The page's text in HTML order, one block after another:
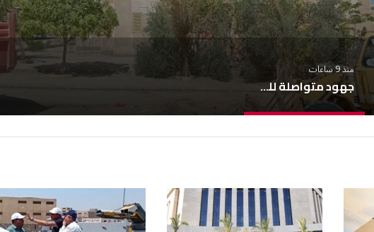
منذ 9 ساعات
جهود متواصلة للحفاظ على مستوى النظافة بحدائق أكتوبر